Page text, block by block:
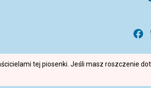
tej piosenki. Jeśli masz roszczenie